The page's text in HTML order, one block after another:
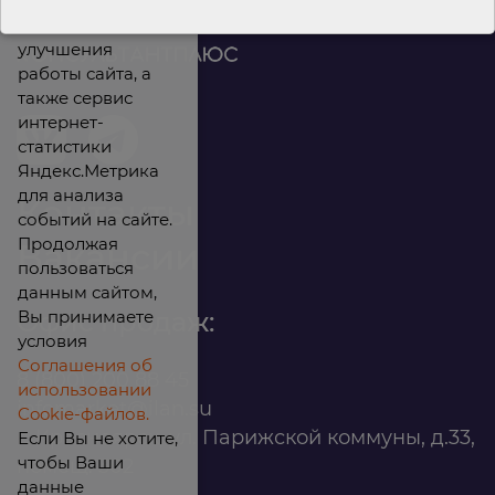
Контакты
Вакансии
Офис продаж:
infomarket@ilan.su
г. Красноярск, ул. Парижской коммуны, д.33,
помещ. 302
улучшения
работы сайта, а
также сервис
интернет-
статистики
Яндекс.Метрика
для анализа
событий на сайте.
Продолжая
пользоваться
данным сайтом,
Вы принимаете
условия
Соглашения об
использовании
Cookie-файлов.
Если Вы не хотите,
чтобы Ваши
данные